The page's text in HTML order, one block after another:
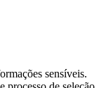
sensíveis.